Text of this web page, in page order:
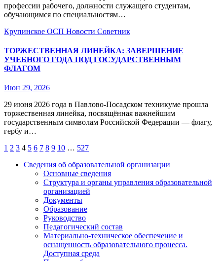
профессии рабочего, должности служащего студентам,
обучающимся по специальностям…
Крупинское ОСП Новости Советник
ТОРЖЕСТВЕННАЯ ЛИНЕЙКА: ЗАВЕРШЕНИЕ
УЧЕБНОГО ГОДА ПОД ГОСУДАРСТВЕННЫМ
ФЛАГОМ
Июн 29, 2026
29 июня 2026 года в Павлово‑Посадском техникуме прошла
торжественная линейка, посвящённая важнейшим
государственным символам Российской Федерации — флагу,
гербу и…
Пагинация
записей
1 2 3 4 5 6 7 8 9 10 … 527
Сведения об образовательной организации
Основные сведения
Структура и органы управления образовательной
организацией
Документы
Образование
Руководство
Педагогический состав
Материально-техническое обеспечение и
оснащенность образовательного процесса.
Доступная среда